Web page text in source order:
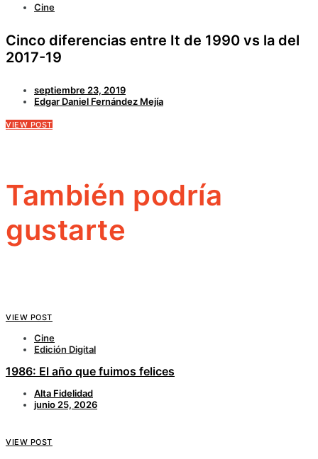
Cine
Cinco diferencias entre It de 1990 vs la del
2017-19
septiembre 23, 2019
Edgar Daniel Fernández Mejía
VIEW POST
También podría
gustarte
VIEW POST
Cine
Edición Digital
1986: El año que fuimos felices
Alta Fidelidad
junio 25, 2026
VIEW POST